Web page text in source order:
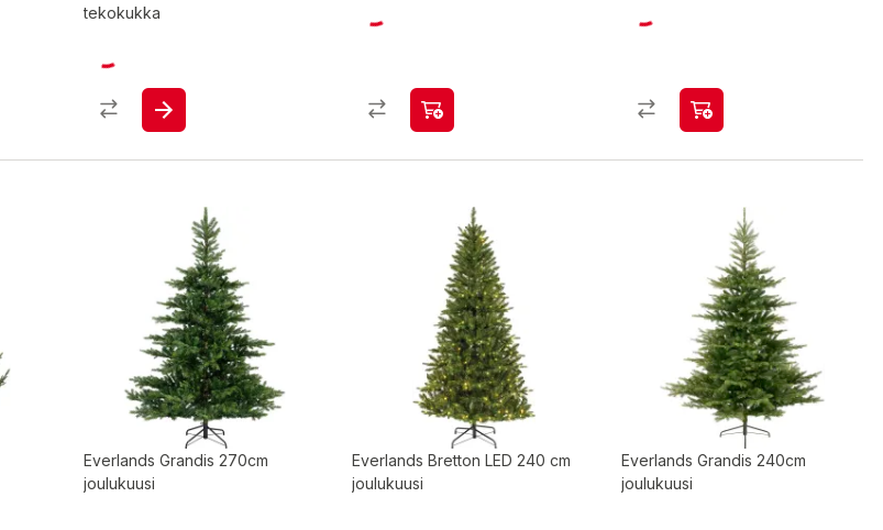
tekokukka
Everlands Grandis 270cm
joulukuusi
Everlands Bretton LED 240 cm
joulukuusi
Everlands Grandis 240cm
joulukuusi